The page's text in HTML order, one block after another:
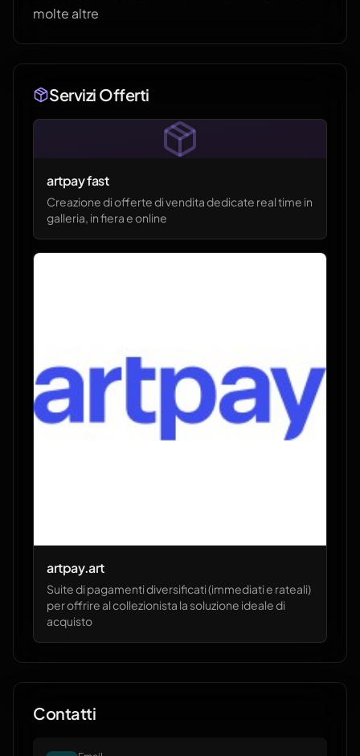
molte altre
Servizi Offerti
artpay fast
Creazione di offerte di vendita dedicate real time in
galleria, in fiera e online
artpay.art
Suite di pagamenti diversificati (immediati e rateali)
per offrire al collezionista la soluzione ideale di
acquisto
Contatti